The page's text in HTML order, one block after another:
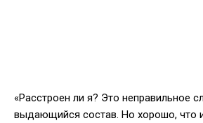
«Расстроен ли я? Это неправильное
выдающийся состав. Но хорошо, что